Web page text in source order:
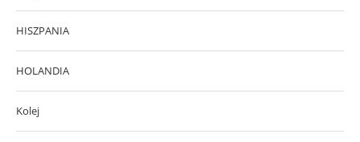
HISZPANIA
HOLANDIA
Kolej